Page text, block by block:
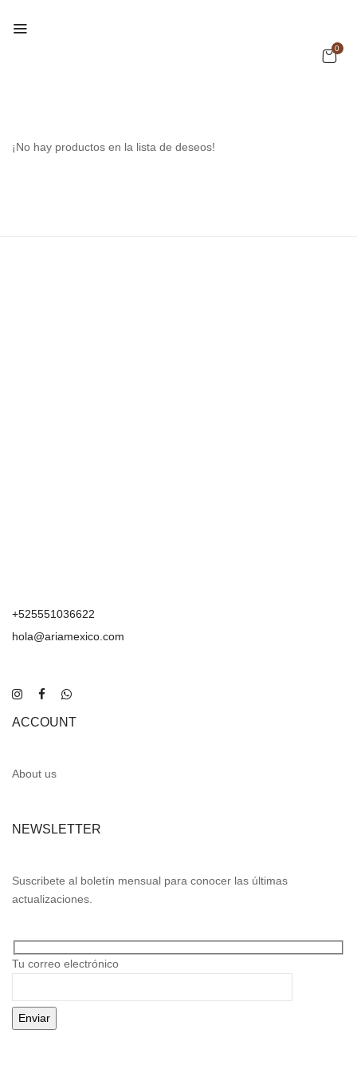
0
¡No hay productos en la lista de deseos!
+525551036622
hola@ariamexico.com
ACCOUNT
About us
NEWSLETTER
Suscribete al boletín mensual para conocer las últimas
actualizaciones.
Tu correo electrónico